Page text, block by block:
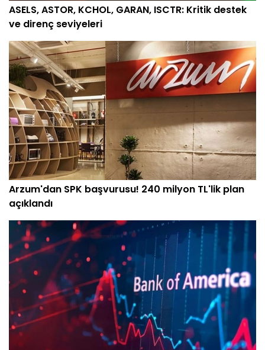
ASELS, ASTOR, KCHOL, GARAN, ISCTR: Kritik destek
ve direnç seviyeleri
Arzum'dan SPK başvurusu! 240 milyon TL'lik plan
açıklandı